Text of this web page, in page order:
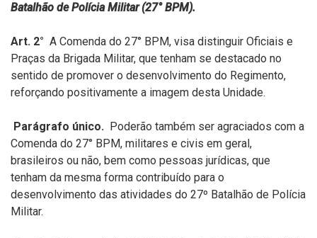
Batalhão de Polícia Militar (27° BPM).
Art. 2° A Comenda do 27° BPM, visa distinguir Oficiais e
Praças da Brigada Militar, que tenham se destacado no
sentido de promover o desenvolvimento do Regimento,
reforçando positivamente a imagem desta Unidade.
Parágrafo único. Poderão também ser agraciados com a
Comenda do 27° BPM, militares e civis em geral,
brasileiros ou não, bem como pessoas jurídicas, que
tenham da mesma forma contribuído para o
desenvolvimento das atividades do 27º Batalhão de Polícia
Militar.